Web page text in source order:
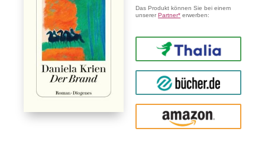
Das Produkt können Sie bei einem
unsererPartner* erwerben:
Thalia
buecher.de
Amazon